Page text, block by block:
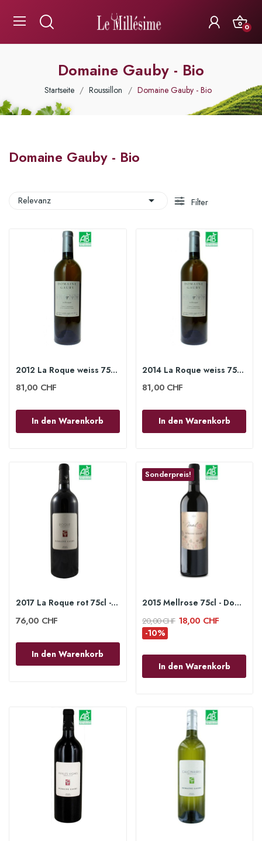
0
Domaine Gauby - Bio
Startseite Roussillon Domaine Gauby - Bio
Domaine Gauby - Bio
Relevanz  Filter
2012 La Roque weiss 75cl - Domaine Gauby
81,00 CHF
In den Warenkorb
2014 La Roque weiss 75cl - Domaine Gauby
81,00 CHF
In den Warenkorb
2017 La Roque rot 75cl - Domaine Gauby
76,00 CHF
In den Warenkorb
Sonderpreis!
2015 Mellrose 75cl - Domaine Gauby
20,00 CHF 18,00 CHF
-10%
In den Warenkorb